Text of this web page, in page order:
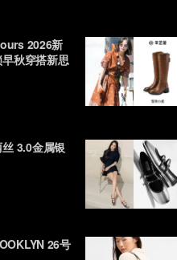
2026新
秋穿搭新思
3.0金属银
26号